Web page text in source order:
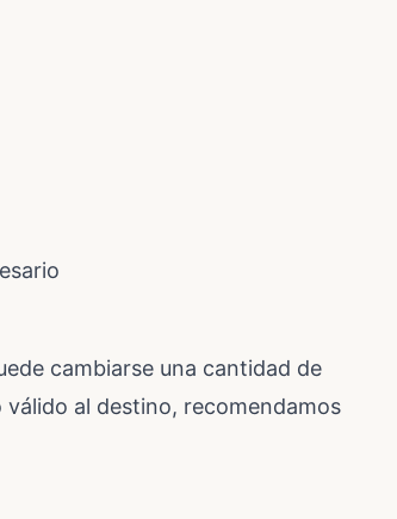
cambiarse una cantidad de
al destino, recomendamos